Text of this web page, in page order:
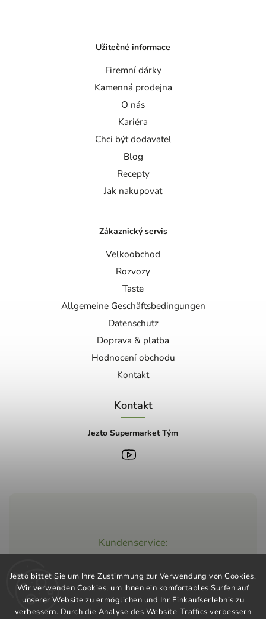
Jezto bittet Sie um Ihre Zustimmung zur Verwendung von Cookies.
Wir verwenden Cookies, um Ihnen ein komfortables Surfen auf
unserer Website zu ermöglichen und Ihr Einkaufserlebnis zu
verbessern. Durch die Analyse des Website-Traffics verbessern
Kundenservice:
info@jeztomarket.cz
Užitečné informace
Firemní dárky
Kamenná prodejna
O nás
Kariéra
Chci být dodavatel
Blog
Recepty
Jak nakupovat
Zákaznický servis
Velkoobchod
Rozvozy
Taste
Allgemeine Geschäftsbedingungen
Datenschutz
Doprava & platba
Hodnocení obchodu
Kontakt
Kontakt
Jezto Supermarket Tým